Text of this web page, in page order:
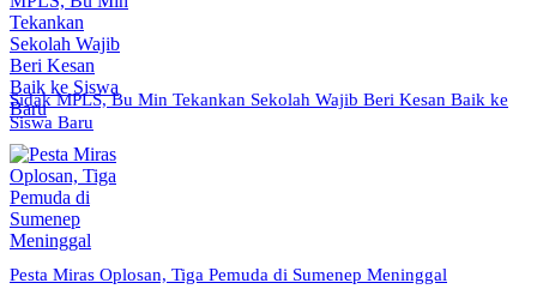
Sidak MPLS, Bu Min Tekankan Sekolah Wajib Beri Kesan Baik ke
Siswa Baru
Pesta Miras Oplosan, Tiga Pemuda di Sumenep Meninggal